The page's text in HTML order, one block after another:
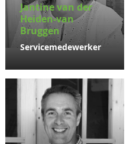
Jantine van der
Heiden-van
Bruggen
Servicemedewerker